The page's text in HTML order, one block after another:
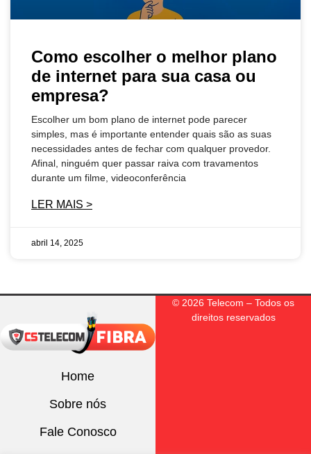
Como escolher o melhor plano
de internet para sua casa ou
empresa?
Escolher um bom plano de internet pode parecer
simples, mas é importante entender quais são as suas
necessidades antes de fechar com qualquer provedor.
Afinal, ninguém quer passar raiva com travamentos
durante um filme, videoconferência
LER MAIS >
abril 14, 2025
Home
Sobre nós
Fale Conosco
© 2026 Telecom – Todos os
direitos reservados